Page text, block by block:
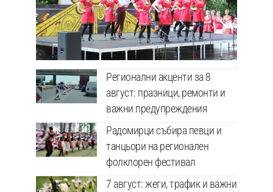
Регионални акценти за 8
август: празници, ремонти и
важни предупреждения
Радомирци събира певци и
танцьори на регионален
фолклорен фестивал
7 август: жеги, трафик и важни